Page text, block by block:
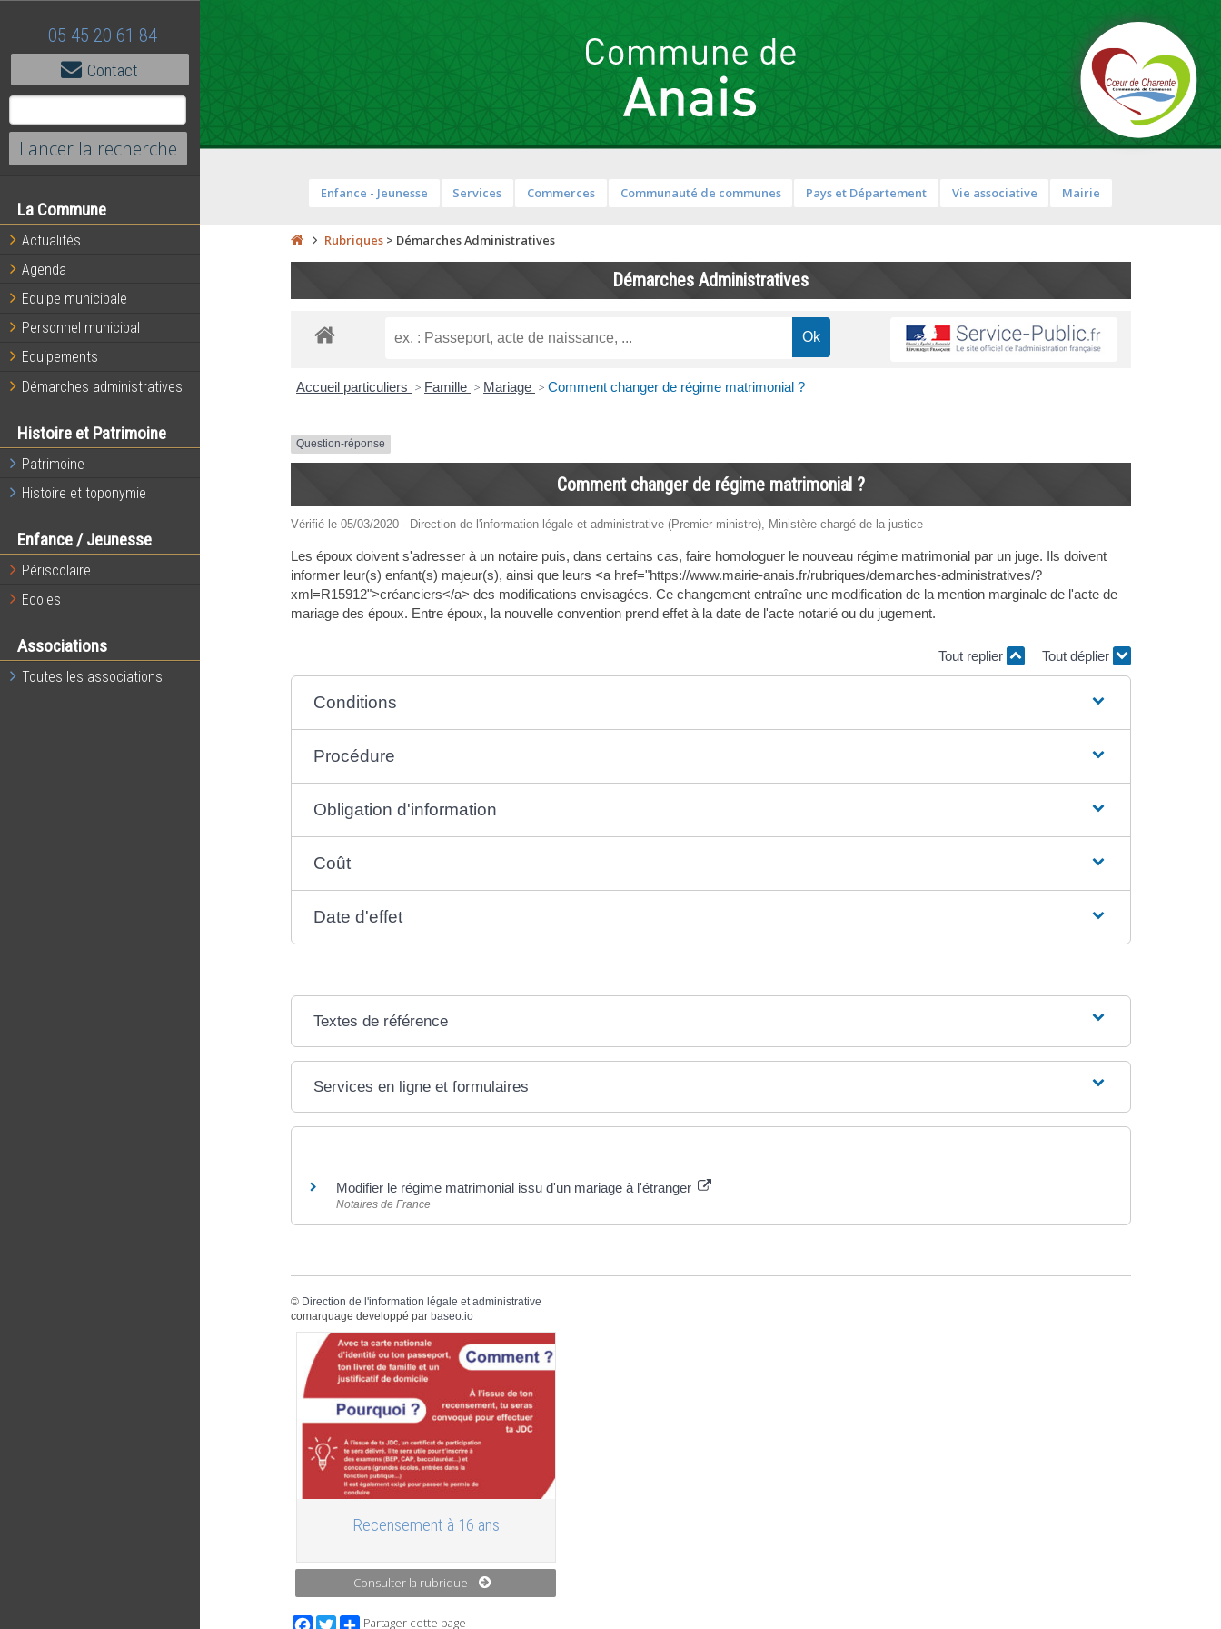
05 45 20 61 84
Contact
La Commune
Actualités
Agenda
Equipe municipale
Personnel municipal
Equipements
Démarches administratives
Histoire et Patrimoine
Patrimoine
Histoire et toponymie
Enfance / Jeunesse
Périscolaire
Ecoles
Associations
Toutes les associations
Enfance - Jeunesse Services Commerces Communauté de communes Pays et Département Vie associative Mairie
Rubriques> Démarches Administratives
Démarches Administratives
Accueil particuliers > Famille > Mariage > Comment changer de régime matrimonial ?
Question-réponse
Comment changer de régime matrimonial ?
Vérifié le 05/03/2020 - Direction de l'information légale et administrative (Premier ministre), Ministère chargé de la justice
Les époux doivent s'adresser à un notaire puis, dans certains cas, faire homologuer le nouveau régime matrimonial par un juge. Ils doivent
informer leur(s) enfant(s) majeur(s), ainsi que leurs <a href="https://www.mairie-anais.fr/rubriques/demarches-administratives/?
xml=R15912">créanciers</a> des modifications envisagées. Ce changement entraîne une modification de la mention marginale de l'acte de
mariage des époux. Entre époux, la nouvelle convention prend effet à la date de l'acte notarié ou du jugement.
Tout replier Tout déplier
Conditions
Procédure
Obligation d'information
Coût
Date d'effet
Textes de référence
Services en ligne et formulaires
Modifier le régime matrimonial issu d'un mariage à l'étranger
Notaires de France
© Direction de l'information légale et administrative
comarquage developpé par baseo.io
Recensement à 16 ans
Consulter la rubrique
FacebookTwitterPartager cette page